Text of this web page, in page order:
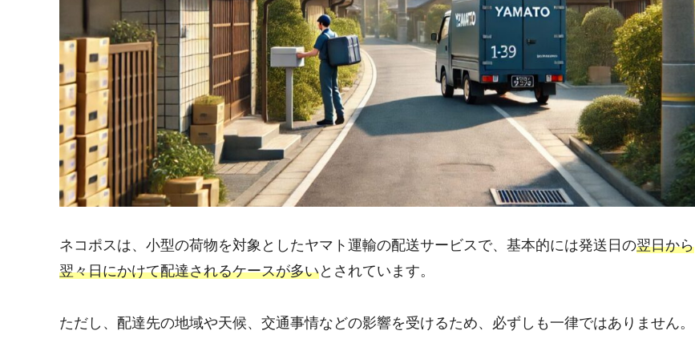
ネコポスは、小型の荷物を対象としたヤマト運輸の配送サービスで、基本的には発送日の翌日から
翌々日にかけて配達されるケースが多いとされています。
ただし、配達先の地域や天候、交通事情などの影響を受けるため、必ずしも一律ではありません。